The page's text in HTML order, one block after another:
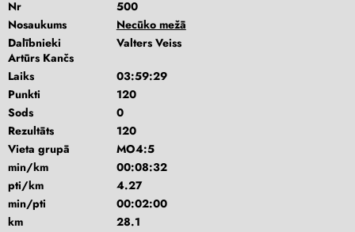
Nr
500
Nosaukums
Necūko mežā
Dalībnieki
Valters Veiss
Artūrs Kančs
Laiks
03:59:29
Punkti
120
Sods
0
Rezultāts
120
Vieta grupā
MO4:5
min/km
00:08:32
pti/km
4.27
min/pti
00:02:00
km
28.1